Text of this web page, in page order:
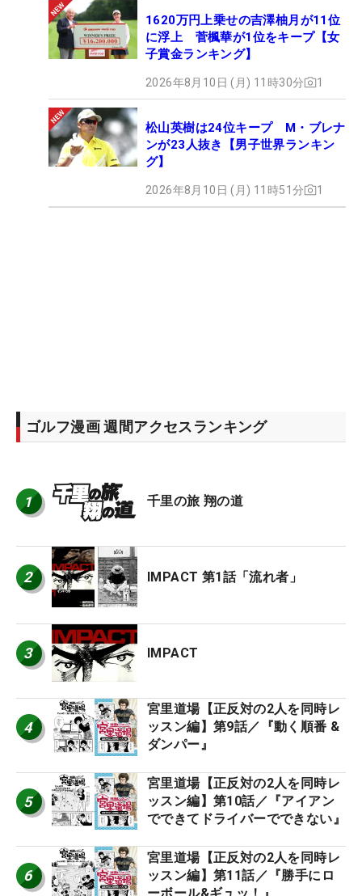
1620万円上乗せの吉澤柚月が11位
に浮上 菅楓華が1位をキープ【女
子賞金ランキング】
2026年8月10日 (月) 11時30分 1
松山英樹は24位キープ M・ブレナ
ンが23人抜き【男子世界ランキン
グ】
2026年8月10日 (月) 11時51分 1
ゴルフ漫画 週間アクセスランキング
1 千里の旅 翔の道
2 IMPACT 第1話「流れ者」
3 IMPACT
4
宮里道場【正反対の2人を同時レ
ッスン編】第9話／『動く順番 &
ダンパー』
5
宮里道場【正反対の2人を同時レ
ッスン編】第10話／『アイアン
でできてドライバーでできない』
6
宮里道場【正反対の2人を同時レ
ッスン編】第11話／『勝手にロ